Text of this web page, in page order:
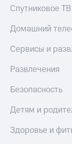
Спутниковое ТВ
Домашний
Сервисы и
Развлечения
Безопасность
Детям и
Здоровье и